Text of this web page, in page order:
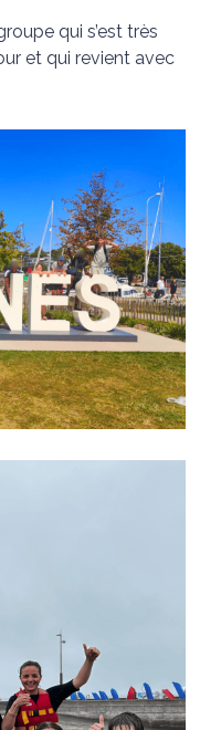
qui s’est très
et qui revient avec